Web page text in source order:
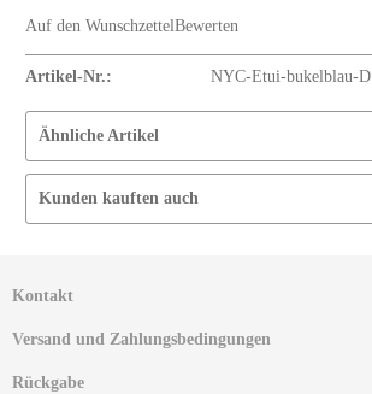
Auf den WunschzettelBewerten
Artikel-Nr.: NYC-Etui-bukelblau-D
Ähnliche Artikel
Kunden kauften auch
Kontakt
Versand und Zahlungsbedingungen
Rückgabe